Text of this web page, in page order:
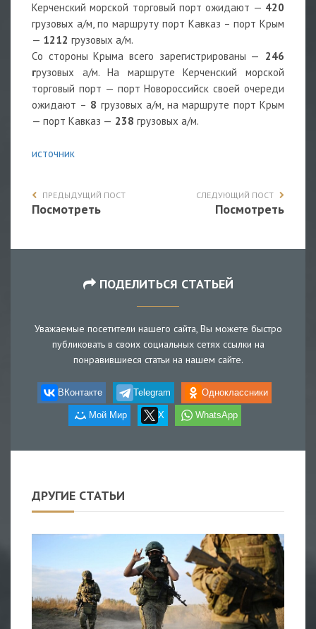
Керченский морской торговый порт ожидают — 420
грузовых а/м, по маршруту порт Кавказ – порт Крым
— 1212 грузовых а/м.
Со стороны Крыма всего зарегистрированы — 246
грузовых а/м. На маршруте Керченский морской
торговый порт — порт Новороссийск своей очереди
ожидают – 8 грузовых а/м, на маршруте порт Крым
— порт Кавказ — 238 грузовых а/м.
источник
ПРЕДЫДУЩИЙ ПОСТ
Посмотреть
СЛЕДУЮЩИЙ ПОСТ
Посмотреть
ПОДЕЛИТЬСЯ СТАТЬЕЙ
Уважаемые посетители нашего сайта, Вы можете быстро
публиковать в своих социальных сетях ссылки на
понравившиеся статьи на нашем сайте.
ВКонтакте Telegram Одноклассники
Мой Мир X WhatsApp
ДРУГИЕ СТАТЬИ